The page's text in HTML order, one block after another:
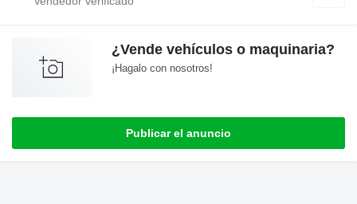
¿Vende vehículos o maquinaria?
¡Hagalo con nosotros!
Publicar el anuncio